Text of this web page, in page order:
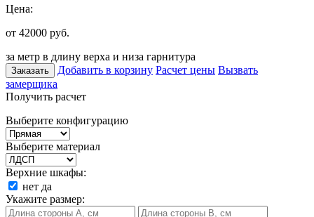
Цена:
от 42000 руб.
за метр в длину верха и низа гарнитура
Заказать Добавить в корзину Расчет цены Вызвать
замерщика
Получить расчет
Выберите конфигурацию
Выберите материал
Верхние шкафы:
нет да
Укажите размер: